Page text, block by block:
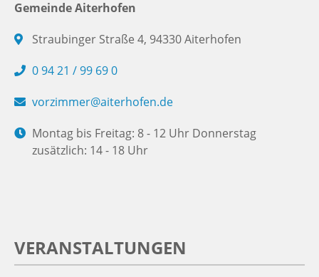
Gemeinde Aiterhofen
Straubinger Straße 4, 94330 Aiterhofen
0 94 21 / 99 69 0
vorzimmer@aiterhofen.de
Montag bis Freitag: 8 - 12 Uhr Donnerstag
zusätzlich: 14 - 18 Uhr
VERANSTALTUNGEN